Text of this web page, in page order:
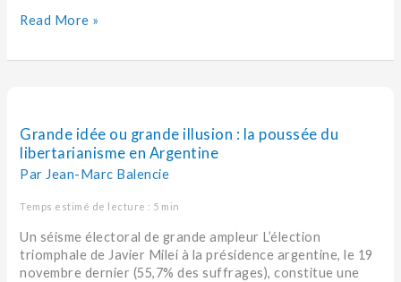
Read More »
Grande idée ou grande illusion : la poussée du
libertarianisme en Argentine
Par Jean-Marc Balencie
Temps estimé de lecture : 5 min
Un séisme électoral de grande ampleur L’élection
triomphale de Javier Milei à la présidence argentine, le 19
novembre dernier (55,7% des suffrages), constitue une
ou
grande
illusion :
la
poussée
libertarianisme
en
Argentine